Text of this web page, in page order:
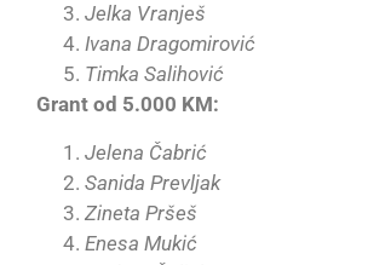
Jelka Vranješ
Ivana Dragomirović
Timka Salihović
Grant od 5.000 KM:
Jelena Čabrić
Sanida Prevljak
Zineta Pršeš
Enesa Mukić